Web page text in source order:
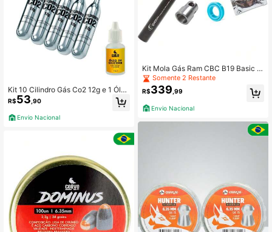
Kit 10 Cilindro Gás Co2 12g e 1 Óleo
de Silicone Corvo Shop 15ml
R$53 ,90
Envio Nacional
Kit Mola Gás Ram CBC B19 Basic 4
5kgSomente 2 Restante
R$339 ,99
Envio Nacional